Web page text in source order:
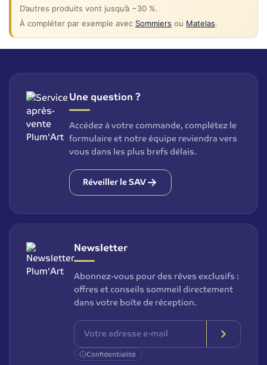
D’autres produits vont jusqu’à −30 %.
À compléter par exemple avec Sommiers ou Matelas.
Une question ?
Accédez à votre commande, complétez le
formulaire et notre équipe reviendra vers
vous dans les plus brefs délais.
Réveiller le SAV
Newsletter
Abonnez-vous pour des rêves exclusifs :
offres et conseils sommeil directement
dans votre boîte de réception.
Confidentialité